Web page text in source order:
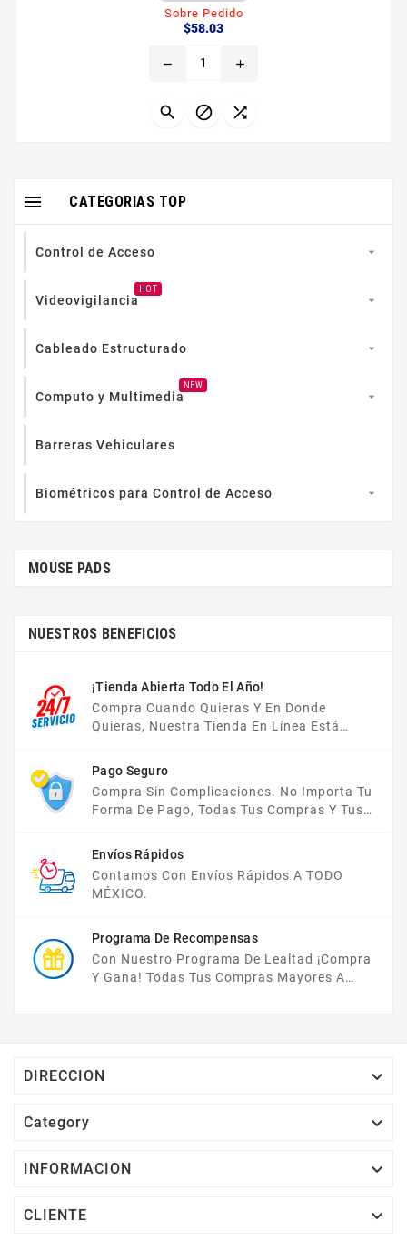
mm 2 cm
Sobre Pedido
$58.03Precio
remove add
  
CATEGORIAS TOP

Control de Acceso 
Videovigilancia
HOT

Cableado Estructurado 
Computo y Multimedia
NEW

Barreras Vehiculares
Biométricos para Control de Acceso 
MOUSE PADS
NUESTROS BENEFICIOS
¡Tienda Abierta Todo El Año!
Compra Cuando Quieras Y En Donde
Quieras, Nuestra Tienda En Línea Está
Pago Seguro
Compra Sin Complicaciones. No Importa Tu
Forma De Pago, Todas Tus Compras Y Tus
Envíos Rápidos
Contamos Con Envíos Rápidos A TODO
MÉXICO.
Programa De Recompensas
Con Nuestro Programa De Lealtad ¡compra
Y Gana! Todas Tus Compras Mayores A
DIRECCION 
Category 
INFORMACION 
CLIENTE 